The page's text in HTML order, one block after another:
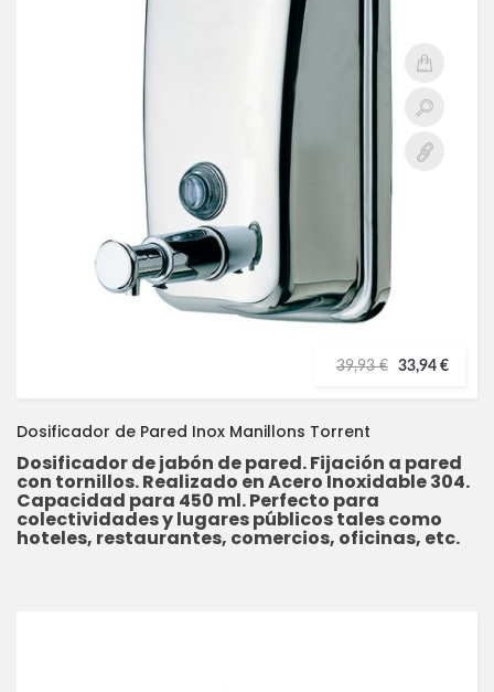
39,93 € 33,94 €
Dosificador de Pared Inox Manillons Torrent
Dosificador de jabón de pared. Fijación a pared
con tornillos. Realizado en Acero Inoxidable 304.
Capacidad para 450 ml. Perfecto para
colectividades y lugares públicos tales como
hoteles, restaurantes, comercios, oficinas, etc.